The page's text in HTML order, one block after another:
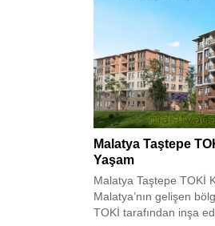
Malatya Taştepe
Yaşam
Malatya Taştepe TOKİ
Malatya’nın gelişen
TOKİ tarafından inşa